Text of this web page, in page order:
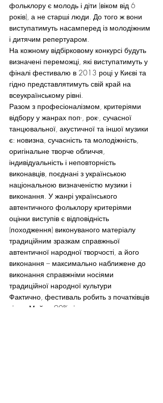
фольклору є молодь і діти (віком від 6
років), а не старші люди. До того ж вони
виступатимуть насамперед із молодіжним
і дитячим репертуаром.
На кожному відбірковому конкурсі будуть
визначені переможці, які виступатимуть у
фіналі фестивалю в 2013 році у Києві та
гідно представлятимуть свій край на
всеукраїнському рівні.
Разом з професіоналізмом, критеріями
відбору у жанрах поп-, рок-, сучасної
танцювальної, акустичної та іншої музики
є: новизна, сучасність та молодіжність,
оригінальне творче обличчя,
індивідуальність і неповторність
виконавців, поєднані з українською
національною визначеністю музики і
виконання. У жанрі українського
автентичного фольклору критеріями
оцінки виступів є відповідність
(походження) виконуваного матеріалу
традиційним зразкам справжньої
автентичної народної творчості, а його
виконання – максимально наближене до
виконання справжніми носіями
традиційної народної культури
Фактично, фестиваль робить з початківців
зірок. Майже 90% відомих, популярних в